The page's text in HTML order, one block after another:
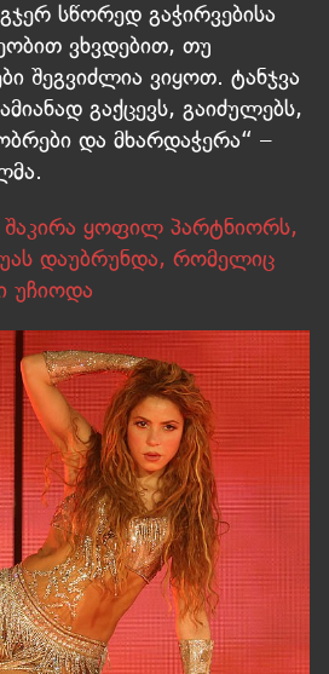
სწორედ გაჭირვებისა
ვხვდებით, თუ
შეგვიძლია ვიყოთ. ტანჯვა
გაქცევს, გაიძულებს,
და მხარდაჭერა“ –
ყოფილ პარტნიორს,
დაუბრუნდა, რომელიც
უჩიოდა